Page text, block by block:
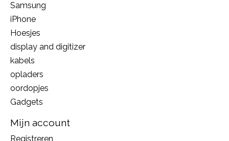
Samsung
iPhone
Hoesjes
display and digitizer
kabels
opladers
oordopjes
Gadgets
Mijn account
Registreren